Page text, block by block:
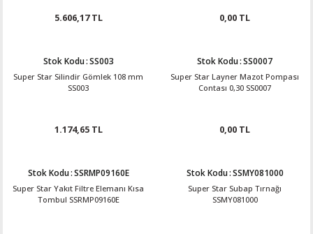
5.606,17 TL 0,00 TL
Stok Kodu:SS003
Super Star Silindir Gömlek 108 mm
SS003
1.174,65 TL
Stok Kodu:SS0007
Super Star Layner Mazot Pompası
Contası 0,30 SS0007
0,00 TL
Stok Kodu:SSRMP09160E
Super Star Yakıt Filtre Elemanı Kısa
Tombul SSRMP09160E
Stok Kodu:SSMY081000
Super Star Subap Tırnağı
SSMY081000